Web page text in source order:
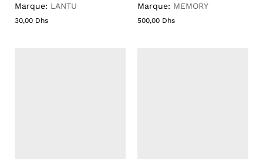
Marque: LANTU
30,00 Dhs
Marque: MEMORY
500,00 Dhs